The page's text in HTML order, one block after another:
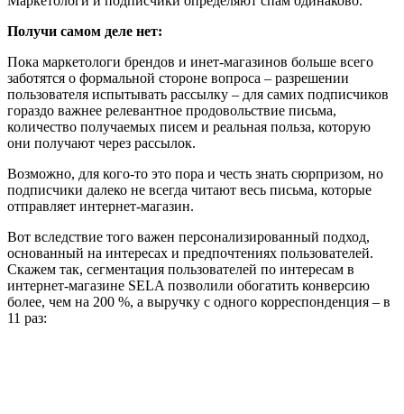
Получи самом деле нет:
Пока маркетологи брендов и инет-магазинов больше всего
заботятся о формальной стороне вопроса – разрешении
пользователя испытывать рассылку – для самих подписчиков
гораздо важнее релевантное продовольствие письма,
количество получаемых писем и реальная польза, которую
они получают через рассылок.
Возможно, для кого-то это пора и честь знать сюрпризом, но
подписчики далеко не всегда читают весь письма, которые
отправляет интернет-магазин.
Вот вследствие того важен персонализированный подход,
основанный на интересах и предпочтениях пользователей.
Скажем так, сегментация пользователей по интересам в
интернет-магазине SELA позволили обогатить конверсию
более, чем на 200 %, а выручку с одного корреспонденция – в
11 раз: